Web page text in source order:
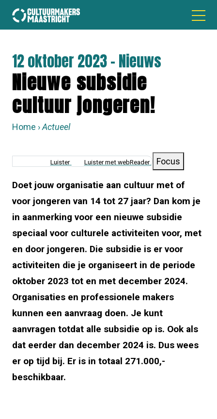
12 oktober 2023 - Nieuws
Nieuwe subsidie
cultuur jongeren!
KRUIMELPAD
Home Actueel
Luister Luister met webReader Focus
Doet jouw organisatie aan cultuur met of
voor jongeren van 14 tot 27 jaar? Dan kom je
in aanmerking voor een nieuwe subsidie
speciaal voor culturele activiteiten voor, met
en door jongeren. Die subsidie is er voor
activiteiten die je organiseert in de periode
oktober 2023 tot en met december 2024.
Organisaties en professionele makers
kunnen een aanvraag doen. Je kunt
aanvragen totdat alle subsidie op is. Ook als
dat eerder dan december 2024 is. Dus wees
er op tijd bij. Er is in totaal 271.000,-
beschikbaar.